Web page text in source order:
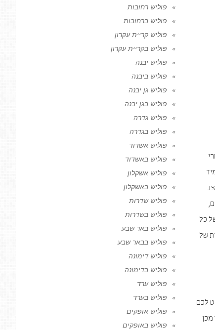
כל
של
לכם
פוליש רחובות
פוליש ברחובות
פוליש קריית עקרון
פוליש בקריית עקרון
פוליש יבנה
פוליש ביבנה
פוליש גן יבנה
פוליש בגן יבנה
פוליש גדרה
פוליש בגדרה
פוליש אשדוד
פוליש באשדוד
פוליש אשקלון
פוליש באשקלון
פוליש שדרות
פוליש בשדרות
פוליש באר שבע
פוליש בבאר שבע
פוליש דימונה
פוליש בדימונה
פוליש ערד
פוליש בערד
פוליש אופקים
פוליש באופקים